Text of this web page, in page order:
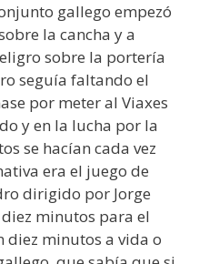
gallego empezó
la cancha y a
sobre la portería
seguía faltando el
por meter al Viaxes
y en la lucha por la
se hacían cada vez
era el juego de
dirigido por Jorge
minutos para el
diez minutos a vida o